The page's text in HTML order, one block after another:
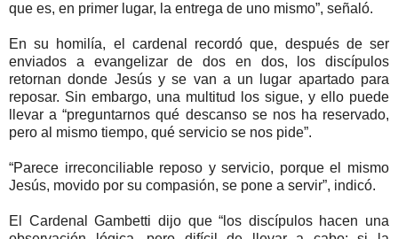
que es, en primer lugar, la entrega de uno mismo”, señaló.
En su homilía, el cardenal recordó que, después de ser
enviados a evangelizar de dos en dos, los discípulos
retornan donde Jesús y se van a un lugar apartado para
reposar. Sin embargo, una multitud los sigue, y ello puede
llevar a “preguntarnos qué descanso se nos ha reservado,
pero al mismo tiempo, qué servicio se nos pide”.
“Parece irreconciliable reposo y servicio, porque el mismo
Jesús, movido por su compasión, se pone a servir”, indicó.
El Cardenal Gambetti dijo que “los discípulos hacen una